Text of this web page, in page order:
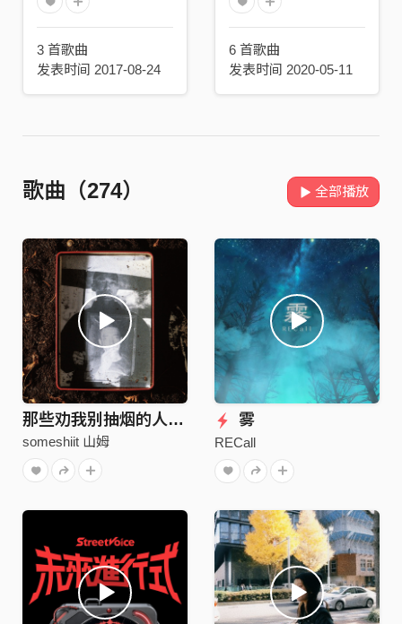
3 首歌曲
发表时间 2017-08-24
6 首歌曲
发表时间 2020-05-11
歌曲（274） 全部播放
那些劝我别抽烟的人都死了 The Fume
someshiit 山姆
雾
RECall